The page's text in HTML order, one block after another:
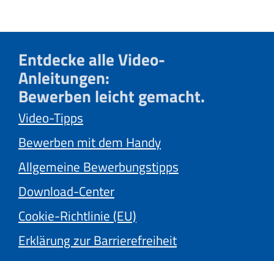
Entdecke alle Video-
Anleitungen:
Bewerben leicht gemacht.
Video-Tipps
Bewerben mit dem Handy
Allgemeine Bewerbungstipps
Download-Center
Cookie-Richtlinie (EU)
Erklärung zur Barrierefreiheit